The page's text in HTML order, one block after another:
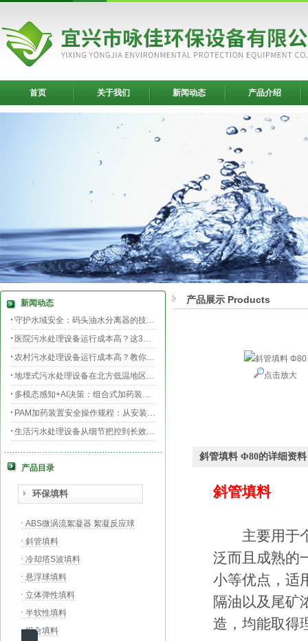
首页 关于我们 新闻动态 产品介绍
新闻动态
守护水域安全：码头油水分离器的技术升级与效能提升
医院污水处理设备运行成本高？这3个环节最烧钱
农村污水处理设备运行成本高？教你三招轻松降低运维费用！
地埋式污水处理设备在北方低温地区的运行稳定性：挑战与对策
多模态感知+AI决策：组合式加药装置的智能运维新范式
PAM加药装置安全操作规程：从安装到运维的全流程规范
生活污水处理设备从细节把控到长效运行的全流程指南
膜片曝气器安装指南，从池底准备到运行测试
PAC加药装置工业水处理的“化学魔法师”
产品目录
环保填料
ABS微涡流絮凝器 絮凝反应球
斜管填料
冷却塔S波填料
悬浮球填料
立体弹性填料
半软性填料
组合填料
产品展示 Products
点击放大
斜管填料 Φ80的详细资
斜管填料
主要用于个
泛而且成熟的
小等优点，适
隔油以及尾矿
造，均能取得